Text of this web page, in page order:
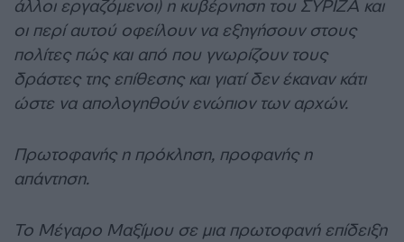
άλλοι εργαζόμενοι) η κυβέρνηση του ΣΥΡΙΖΑ και
οι περί αυτού οφείλουν να εξηγήσουν στους
πολίτες πώς και από που γνωρίζουν τους
δράστες της επίθεσης και γιατί δεν έκαναν κάτι
ώστε να απολογηθούν ενώπιον των αρχών.
Πρωτοφανής η πρόκληση, προφανής η
απάντηση.
Το Μέγαρο Μαξίμου σε μια πρωτοφανή επίδειξη